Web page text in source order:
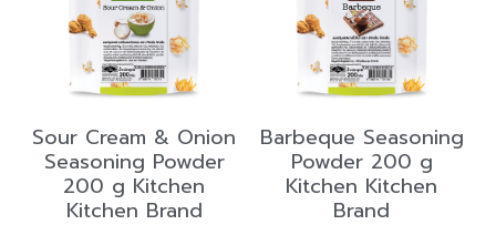
East Kitchen
Sour Cream & Onion
Seasoning Powder
200 g Kitchen
Kitchen Brand
Barbeque Seasoning
Powder 200 g
Kitchen Kitchen
Brand